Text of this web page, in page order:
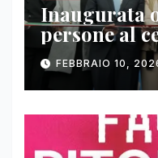
Inaugurata
persone al
contenuti,
FEBBRAIO 10,